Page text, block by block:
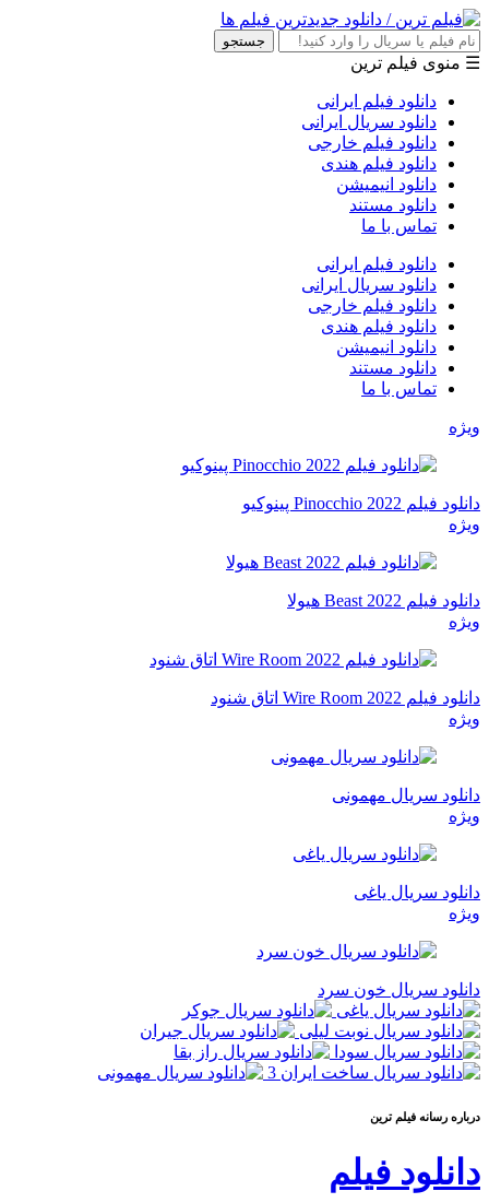
جستجو
☰ منوی فیلم ترین
دانلود فیلم ایرانی
دانلود سریال ایرانی
دانلود فیلم خارجی
دانلود فیلم هندی
دانلود انیمیشن
دانلود مستند
تماس با ما
دانلود فیلم ایرانی
دانلود سریال ایرانی
دانلود فیلم خارجی
دانلود فیلم هندی
دانلود انیمیشن
دانلود مستند
تماس با ما
ویژه
دانلود فیلم Pinocchio 2022 پینوکیو
ویژه
دانلود فیلم Beast 2022 هیولا
ویژه
دانلود فیلم Wire Room 2022 اتاق شنود
ویژه
دانلود سریال مهمونی
ویژه
دانلود سریال یاغی
ویژه
دانلود سریال خون سرد
درباره رسانه فيلم ترين
دانلود فیلم